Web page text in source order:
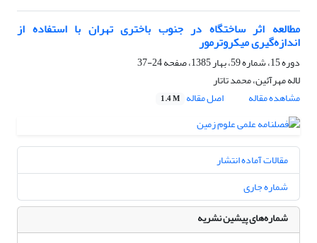
مطالعه اثر ساختگاه در جنوب باختری تهران با استفاده از
اندازه‌گیری میکروترمور
دوره 15، شماره 59، بهار 1385، صفحه
24-37
لاله مهرآئین، محمد تاتار
مشاهده مقاله
اصل مقاله 1.4 M
مقالات آماده انتشار
شماره جاری
شماره‌های پیشین نشریه